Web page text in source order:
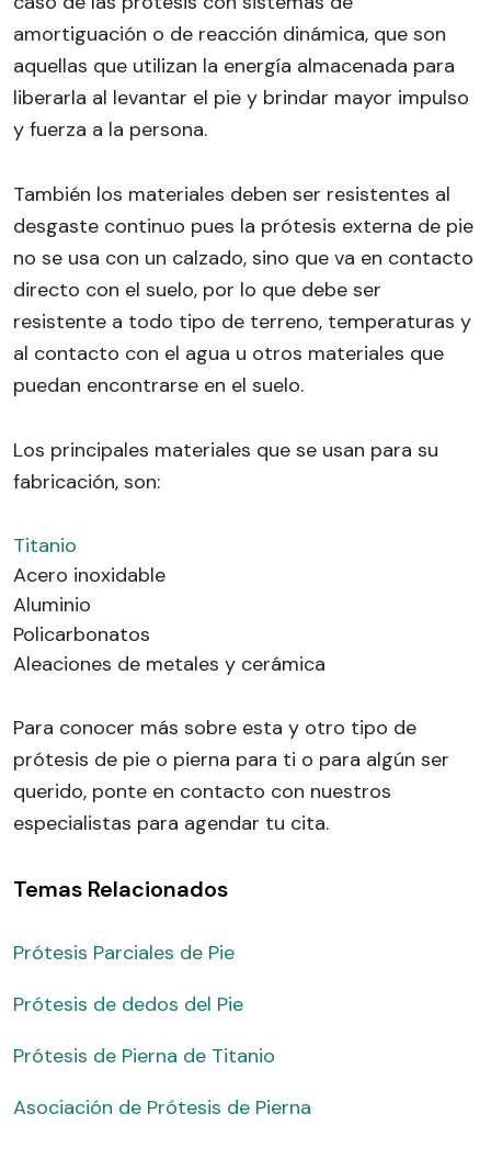
amortiguación o de reacción dinámica, que son
aquellas que utilizan la energía almacenada para
liberarla al levantar el pie y brindar mayor impulso
y fuerza a la persona.
También los materiales deben ser resistentes al
desgaste continuo pues la prótesis externa de pie
no se usa con un calzado, sino que va en contacto
directo con el suelo, por lo que debe ser
resistente a todo tipo de terreno, temperaturas y
al contacto con el agua u otros materiales que
puedan encontrarse en el suelo.
Los principales materiales que se usan para su
fabricación, son:
Titanio
Acero inoxidable
Aluminio
Policarbonatos
Aleaciones de metales y cerámica
Para conocer más sobre esta y otro tipo de
prótesis de pie o pierna para ti o para algún ser
querido, ponte en contacto con nuestros
especialistas para agendar tu cita.
Temas Relacionados
Prótesis Parciales de Pie
Prótesis de dedos del Pie
Prótesis de Pierna de Titanio
Asociación de Prótesis de Pierna